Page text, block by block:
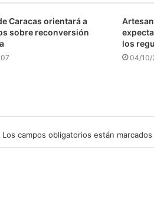
Caracas orientará a
sobre reconversión
los
04/10/
Los campos obligatorios están marcados